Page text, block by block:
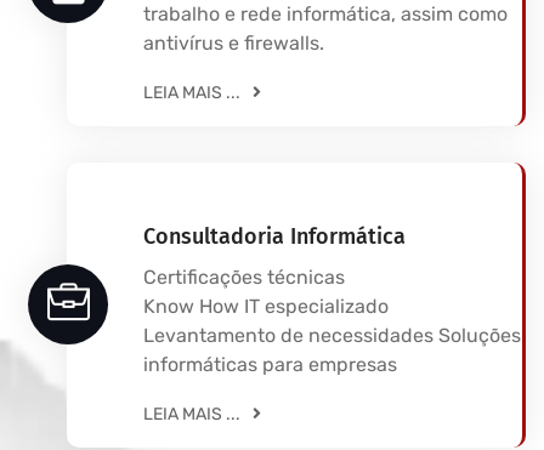
trabalho e rede informática, assim como
antivírus e firewalls.
LEIA MAIS ...
Consultadoria Informática
Certificações técnicas
Know How IT especializado
Levantamento de necessidades Soluções
informáticas para empresas
LEIA MAIS ...